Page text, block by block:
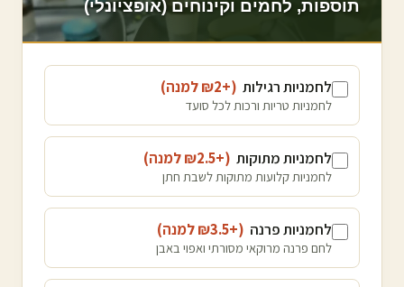
תוספות, לחמים וקינוחים (אופציונלי)
לחמניות רגילות (+₪
2 למנה)
לחמניות טריות ורכות לכל סועד
לחמניות מתוקות (+₪
2.5 למנה)
לחמניות קלועות מתוקות לשבת חתן
לחמניות פרנה (+₪
3.5 למנה)
לחם פרנה מרוקאי מסורתי ואפוי באבן